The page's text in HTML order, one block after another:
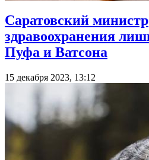
Саратовский министр
здравоохранения
Пуфа и Ватсона
15 декабря 2023, 13:12